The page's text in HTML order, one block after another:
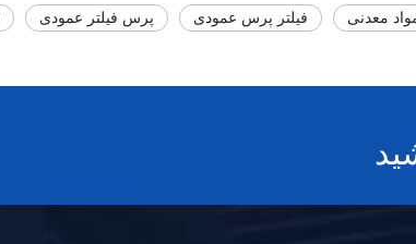
پرس فیلتر عمودی فیلتر پرس عمودی معدنی